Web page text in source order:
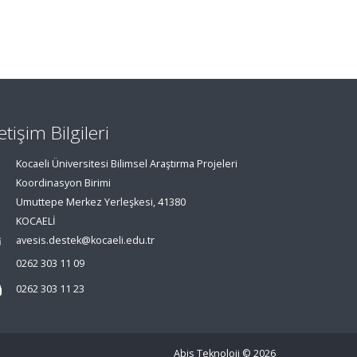
Bilgileri
Kocaeli Üniversitesi Bilimsel Araştırma Projeleri
Koordinasyon Birimi
Umuttepe Merkez Yerleşkesi, 41380
KOCAELİ
avesis.destek@kocaeli.edu.tr
0262 303 11 09
0262 303 11 23
Abis Teknoloji © 2026